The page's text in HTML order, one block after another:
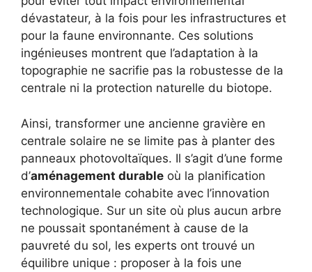
dévastateur, à la fois pour les infrastructures et
pour la faune environnante. Ces solutions
ingénieuses montrent que l’adaptation à la
topographie ne sacrifie pas la robustesse de la
centrale ni la protection naturelle du biotope.
Ainsi, transformer une ancienne gravière en
centrale solaire ne se limite pas à planter des
panneaux photovoltaïques. Il s’agit d’une forme
d’aménagement durable où la planification
environnementale cohabite avec l’innovation
technologique. Sur un site où plus aucun arbre
ne poussait spontanément à cause de la
pauvreté du sol, les experts ont trouvé un
équilibre unique : proposer à la fois une